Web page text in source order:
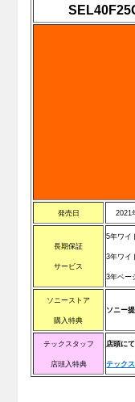
発売日 2021
長期保証
サービス
5年ワイ
3年ワイ
3年ベー
ソニーストア
購入特典
ソニー
テックスタッフ
店頭入特典
店頭に
テック